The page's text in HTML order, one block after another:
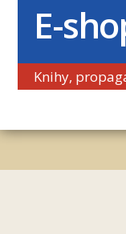
E-
Knihy,